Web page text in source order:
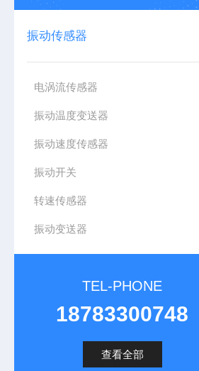
振动传感器
电涡流传感器
振动温度变送器
振动速度传感器
振动开关
转速传感器
振动变送器
TEL-PHONE
18783300748
查看全部